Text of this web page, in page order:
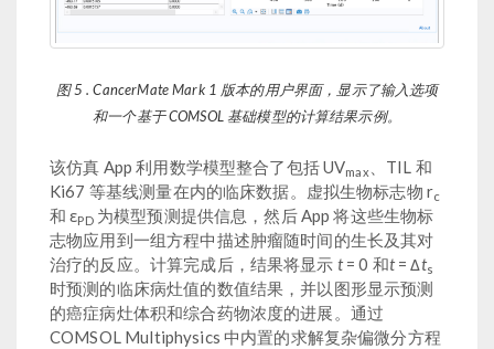
图 5 . CancerMate Mark 1 版本的用户界面，显示了输入选项
和一个基于 COMSOL 基础模型的计算结果示例。
该仿真 App 利用数学模型整合了包括 UVmax
、TIL 和
Ki67 等基线测量在内的临床数据。虚拟生物标志物 rc
和 εPD为模型预测提供信息，然后 App 将这些生物标
志物应用到一组方程中描述肿瘤随时间的生长及其对
治疗的反应。计算完成后，结果将显示 t= 0 和t= Δts
时预测的临床病灶值的数值结果，并以图形显示预测
的癌症病灶体积和综合药物浓度的进展。通过
COMSOL Multiphysics 中内置的求解复杂偏微分方程